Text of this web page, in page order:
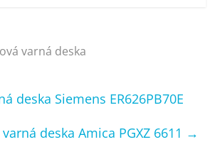
varná deska
deska Siemens ER626PB70E
deska Amica PGXZ 6611 →